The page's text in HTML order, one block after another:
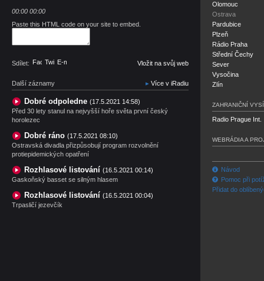
00:00 00:00
Paste this HTML code on your site to embed.
Sdílet: Facebook
TwitterE-mail Vložit na svůj web
Další záznamy Více v iRadiu
Dobré odpoledne (17.5.2021 14:58)
Před 30 lety stanul na nejvyšší hoře světa první český
horolezec
Dobré ráno (17.5.2021 08:10)
Ostravská divadla přizpůsobují program rozvolnění
protiepidemických opatření
Rozhlasové listování (16.5.2021 00:14)
Gaskoňský basset se silným hlasem
Rozhlasové listování (16.5.2021 00:04)
Trpasličí jezevčík
Olomouc
Ostrava
Pardubice
Plzeň
Rádio Praha
Střední Čechy
Sever
Vysočina
Zlín
ZAHRANIČNÍ
Radio Prague Int.
WEBRÁDIA A
Návod
Pomoc při
Přidat do